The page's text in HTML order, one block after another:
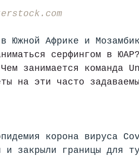
Южной Африке и
серфингом в
Чем занимается
на эти часто
корона вируса
и закрыли границы для